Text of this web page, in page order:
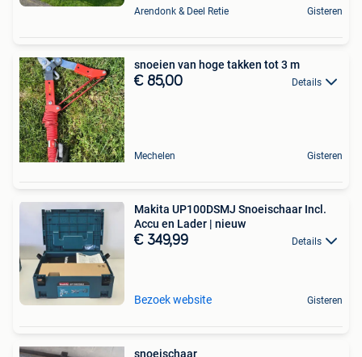
Arendonk & Deel Retie Gisteren
snoeien van hoge takken tot 3 m
€ 85,00 Details
Mechelen Gisteren
Makita UP100DSMJ Snoeischaar Incl.
Accu en Lader | nieuw
€ 349,99 Details
Bezoek website Gisteren
snoeischaar